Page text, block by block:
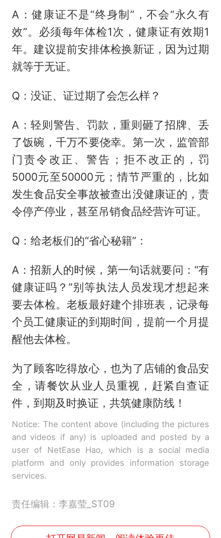
A：健康证不是“终身制”，不会“永久有
效”。必须每年体检1次，健康证有效期1
年。建议提前安排体检换新证，因为过期
就等于无证。
Q：没证、证过期了会怎么样？
A：轻则警告、罚款，重则砸了招牌、丢
了饭碗，千万不要侥幸。第一次，监管部
门责令改正、警告；拒不改正的，罚
5000元至50000元；情节严重的，比如
发生食品安全事故被查出没健康证的，责
令停产停业，甚至吊销食品经营许可证。
Q：给老板们的“省心秘籍”：
A：招新人的时候，第一句话就要问：“有
健康证吗？”别等执法人员发现才想起来
要去体检。老板最好建个排班表，记录每
个员工健康证的到期时间，提前一个月提
醒他去体检。
为了顾客吃得放心，也为了店铺的食品安
全，请餐饮从业人员重视，赶紧自查证
件，到期及时换证，共筑健康防线！
Notice: The content above (including the pictures
and videos if any) is uploaded and posted by a
user of NetEase Hao, which is a social media
platform and only provides information storage
services.
责任编辑：李嘉莹_ST09